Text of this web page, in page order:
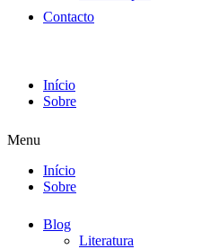
Contacto
Início
Sobre
Menu
Início
Sobre
Blog
Literatura